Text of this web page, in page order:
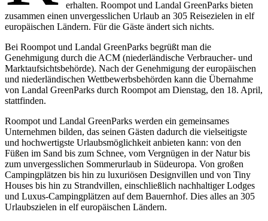
erhalten. Roompot und Landal GreenParks bieten
zusammen einen unvergesslichen Urlaub an 305 Reisezielen in elf
europäischen Ländern. Für die Gäste ändert sich nichts.
Bei Roompot und Landal GreenParks begrüßt man die
Genehmigung durch die ACM (niederländische Verbraucher- und
Marktaufsichtsbehörde). Nach der Genehmigung der europäischen
und niederländischen Wettbewerbsbehörden kann die Übernahme
von Landal GreenParks durch Roompot am Dienstag, den 18. April,
stattfinden.
Roompot und Landal GreenParks werden ein gemeinsames
Unternehmen bilden, das seinen Gästen dadurch die vielseitigste
und hochwertigste Urlaubsmöglichkeit anbieten kann: von den
Füßen im Sand bis zum Schnee, vom Vergnügen in der Natur bis
zum unvergesslichen Sommerurlaub in Südeuropa. Von großen
Campingplätzen bis hin zu luxuriösen Designvillen und von Tiny
Houses bis hin zu Strandvillen, einschließlich nachhaltiger Lodges
und Luxus-Campingplätzen auf dem Bauernhof. Dies alles an 305
Urlaubszielen in elf europäischen Ländern.